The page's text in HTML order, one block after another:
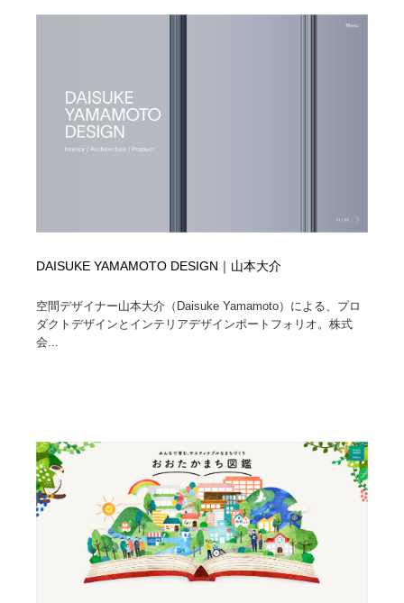
DAISUKE YAMAMOTO DESIGN｜山本大介
空間デザイナー山本大介（Daisuke Yamamoto）による、プロ
ダクトデザインとインテリアデザインポートフォリオ。株式
会...